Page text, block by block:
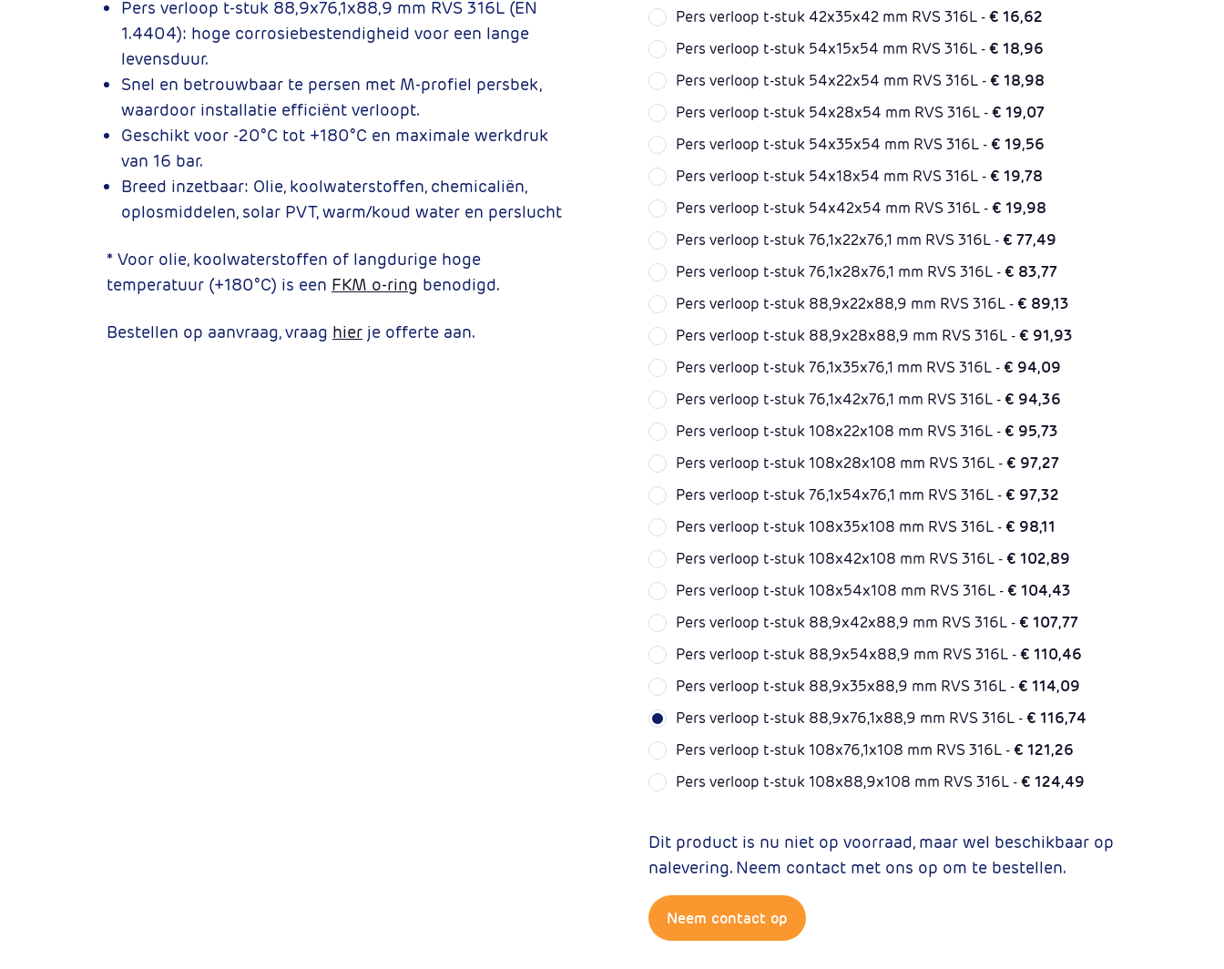
Pers verloop t-stuk 88,9x76,1x88,9 mm RVS 316L (EN
1.4404): hoge corrosiebestendigheid voor een lange
levensduur.
Snel en betrouwbaar te persen met M-profiel persbek,
waardoor installatie efficiënt verloopt.
Geschikt voor -20°C tot +180°C en maximale werkdruk
van 16 bar.
Breed inzetbaar: Olie, koolwaterstoffen, chemicaliën,
oplosmiddelen, solar PVT, warm/koud water en perslucht
* Voor olie, koolwaterstoffen of langdurige hoge
temperatuur (+180°C) is een FKM o-ring benodigd.
Bestellen op aanvraag, vraag hier je offerte aan.
Pers verloop t-stuk 42x35x42 mm RVS 316L -€ 16,62
Pers verloop t-stuk 54x15x54 mm RVS 316L -€ 18,96
Pers verloop t-stuk 54x22x54 mm RVS 316L -€ 18,98
Pers verloop t-stuk 54x28x54 mm RVS 316L -€ 19,07
Pers verloop t-stuk 54x35x54 mm RVS 316L -€ 19,56
Pers verloop t-stuk 54x18x54 mm RVS 316L -€ 19,78
Pers verloop t-stuk 54x42x54 mm RVS 316L -€ 19,98
Pers verloop t-stuk 76,1x22x76,1 mm RVS 316L -€ 77,49
Pers verloop t-stuk 76,1x28x76,1 mm RVS 316L -€ 83,77
Pers verloop t-stuk 88,9x22x88,9 mm RVS 316L -€ 89,13
Pers verloop t-stuk 88,9x28x88,9 mm RVS 316L -€ 91,93
Pers verloop t-stuk 76,1x35x76,1 mm RVS 316L -€ 94,09
Pers verloop t-stuk 76,1x42x76,1 mm RVS 316L -€ 94,36
Pers verloop t-stuk 108x22x108 mm RVS 316L -€ 95,73
Pers verloop t-stuk 108x28x108 mm RVS 316L -€ 97,27
Pers verloop t-stuk 76,1x54x76,1 mm RVS 316L -€ 97,32
Pers verloop t-stuk 108x35x108 mm RVS 316L -€ 98,11
Pers verloop t-stuk 108x42x108 mm RVS 316L -€ 102,89
Pers verloop t-stuk 108x54x108 mm RVS 316L -€ 104,43
Pers verloop t-stuk 88,9x42x88,9 mm RVS 316L -€ 107,77
Pers verloop t-stuk 88,9x54x88,9 mm RVS 316L -€ 110,46
Pers verloop t-stuk 88,9x35x88,9 mm RVS 316L -€ 114,09
Pers verloop t-stuk 88,9x76,1x88,9 mm RVS 316L -€ 116,74
Pers verloop t-stuk 108x76,1x108 mm RVS 316L -€ 121,26
Pers verloop t-stuk 108x88,9x108 mm RVS 316L -€ 124,49
Dit product is nu niet op voorraad, maar wel beschikbaar op
nalevering. Neem contact met ons op om te bestellen.
Neem contact op